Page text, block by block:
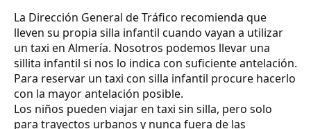
La Dirección General de Tráfico recomienda que
lleven su propia silla infantil cuando vayan a utilizar
un taxi en Almería. Nosotros podemos llevar una
sillita infantil si nos lo indica con suficiente antelación.
Para reservar un taxi con silla infantil procure hacerlo
con la mayor antelación posible.
Los niños pueden viajar en taxi sin silla, pero solo
para trayectos urbanos y nunca fuera de las